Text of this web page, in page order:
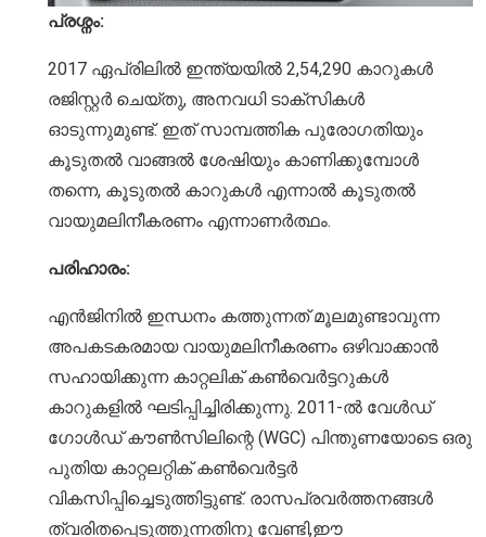
പ്രശ്നം:
2017 ഏപ്രിലിൽ ഇന്ത്യയിൽ 2,54,290 കാറുകൾ
രജിസ്റ്റർ ചെയ്തു, അനവധി ടാക്സികൾ
ഓടുന്നുമുണ്ട്. ഇത് സാമ്പത്തിക പുരോഗതിയും
കൂടുതൽ വാങ്ങൽ ശേഷിയും കാണിക്കുമ്പോൾ
തന്നെ, കൂടുതൽ കാറുകൾ എന്നാൽ കൂടുതൽ
വായുമലിനീകരണം എന്നാണർത്ഥം.
പരിഹാരം:
എൻജിനിൽ ഇന്ധനം കത്തുന്നത് മൂലമുണ്ടാവുന്ന
അപകടകരമായ വായുമലിനീകരണം ഒഴിവാക്കാൻ
സഹായിക്കുന്ന കാറ്റലിക് കൺവെർട്ടറുകൾ
കാറുകളിൽ ഘടിപ്പിച്ചിരിക്കുന്നു. 2011-ൽ വേൾഡ്
ഗോൾഡ് കൗൺസിലിന്റെ (WGC) പിന്തുണയോടെ ഒരു
പുതിയ കാറ്റലറ്റിക് കൺവെർട്ടർ
വികസിപ്പിച്ചെടുത്തിട്ടുണ്ട്. രാസപ്രവർത്തനങ്ങൾ
ത്വരിതപ്പെടുത്തുന്നതിനു വേണ്ടി,ഈ